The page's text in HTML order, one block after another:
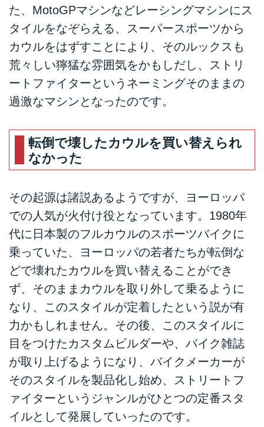
た、MotoGPマシンなどレーシングマシンにス
タイルをなぞらえる、スーパースポーツから
カウルをはずすことにより、そのルックスも
荒々しい獰猛な雰囲気をかもしだし、ストリ
ートファイターというネーミングそのままの
過激なマシンとなったのです。
転倒で壊したカウルを買い替えられ
なかった
その起源は諸説あるようですが、ヨーロッパ
での人気が火付け役となっています。1980年
代に日本製のフルカウルのスポーツバイクに
乗っていた、ヨーロッパの若者たちが転倒な
どで壊れたカウルを買い替えることができ
ず、そのままカウルを取り外して乗るように
なり、このスタイルが定着したという説が有
力かもしれません。その後、このスタイルに
目をつけたカスタムビルダーや、バイク雑誌
が取り上げるようになり、バイクメーカーが
そのスタイルを製品化し始め、ストリートフ
ァイターというジャンルがひとつの定番スタ
イルとして発展していったのです。